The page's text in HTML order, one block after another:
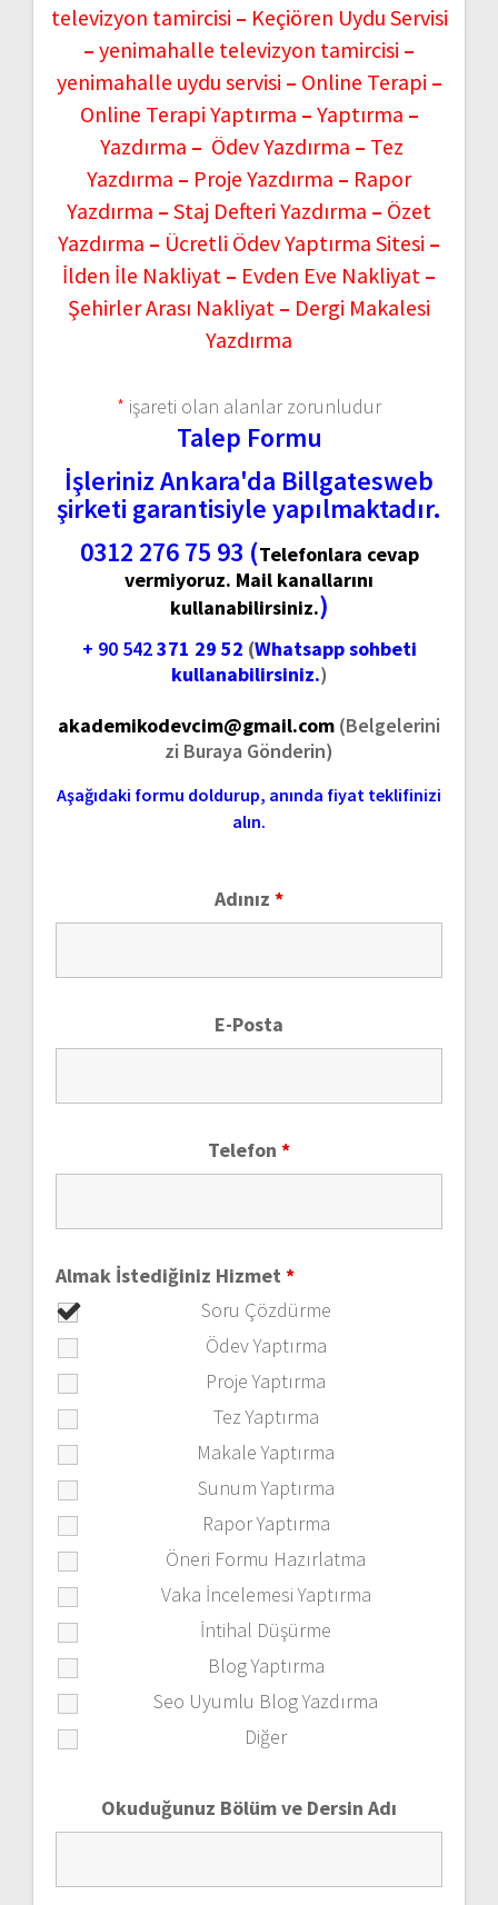
televizyon tamircisi – Keçiören Uydu Servisi
– yenimahalle televizyon tamircisi –
yenimahalle uydu servisi – Online Terapi –
Online Terapi Yaptırma – Yaptırma –
Yazdırma – Ödev Yazdırma – Tez
Yazdırma – Proje Yazdırma – Rapor
Yazdırma – Staj Defteri Yazdırma – Özet
Yazdırma – Ücretli Ödev Yaptırma Sitesi –
İlden İle Nakliyat – Evden Eve Nakliyat –
Şehirler Arası Nakliyat – Dergi Makalesi
Yazdırma
* işareti olan alanlar zorunludur
Talep Formu
İşleriniz Ankara'da Billgatesweb
şirketi garantisiyle yapılmaktadır.
0312 276 75 93 (Telefonlara cevap
vermiyoruz. Mail kanallarını
kullanabilirsiniz.)
+ 90 542371 29 52 (Whatsapp sohbeti
kullanabilirsiniz.)
akademikodevcim@gmail.com (Belgelerini
zi Buraya Gönderin)
Aşağıdaki formu doldurup, anında fiyat teklifinizi
alın.
Adınız *
E-Posta
Telefon *
Almak İstediğiniz Hizmet *
Soru Çözdürme
Ödev Yaptırma
Proje Yaptırma
Tez Yaptırma
Makale Yaptırma
Sunum Yaptırma
Rapor Yaptırma
Öneri Formu Hazırlatma
Vaka İncelemesi Yaptırma
İntihal Düşürme
Blog Yaptırma
Seo Uyumlu Blog Yazdırma
Diğer
Okuduğunuz Bölüm ve Dersin Adı